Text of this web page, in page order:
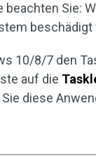
Sie:
10/8/7 den
auf die
diese